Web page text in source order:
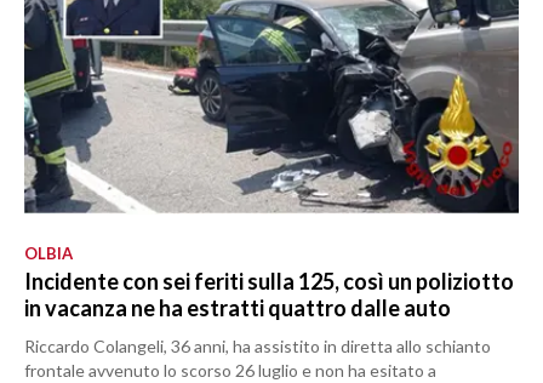
OLBIA
Incidente con sei feriti sulla 125, così un poliziotto
in vacanza ne ha estratti quattro dalle auto
Riccardo Colangeli, 36 anni, ha assistito in diretta allo schianto
frontale avvenuto lo scorso 26 luglio e non ha esitato a